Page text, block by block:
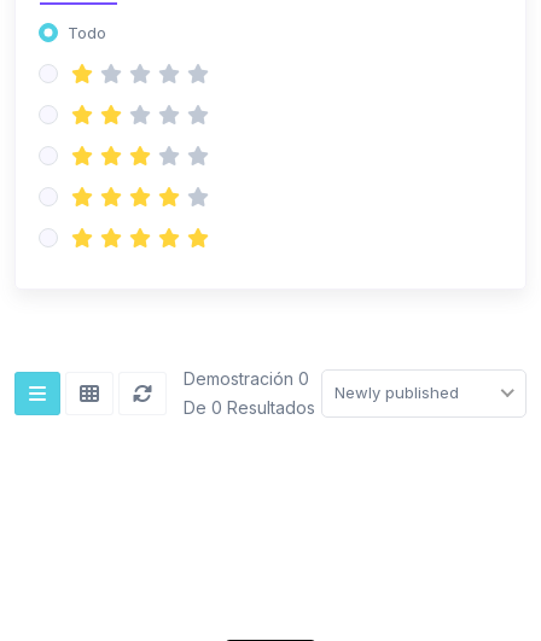
Todo
Demostración 0
De 0 Resultados
Newly published